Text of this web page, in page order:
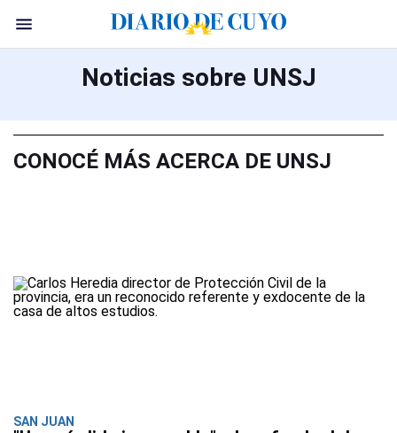
Noticias sobre UNSJ
CONOCÉ MÁS ACERCA DE UNSJ
SAN JUAN